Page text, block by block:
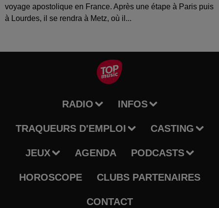
voyage apostolique en France. Après une étape à Paris puis
à Lourdes, il se rendra à Metz, où il...
RADIO INFOS
TRAQUEURS D'EMPLOI CASTING
JEUX AGENDA PODCASTS
HOROSCOPE CLUBS PARTENAIRES
CONTACT